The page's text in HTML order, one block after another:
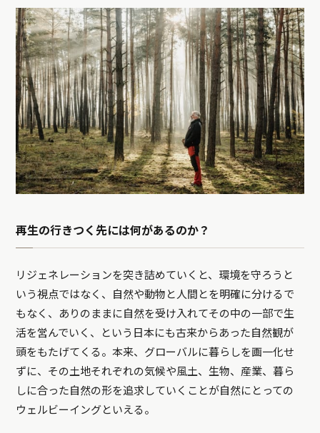
再生の行きつく先には何があるのか？
リジェネレーションを突き詰めていくと、環境を守ろうと
いう視点ではなく、自然や動物と人間とを明確に分けるで
もなく、ありのままに自然を受け入れてその中の一部で生
活を営んでいく、という日本にも古来からあった自然観が
頭をもたげてくる。本来、グローバルに暮らしを画一化せ
ずに、その土地それぞれの気候や風土、生物、産業、暮ら
しに合った自然の形を追求していくことが自然にとっての
ウェルビーイングといえる。